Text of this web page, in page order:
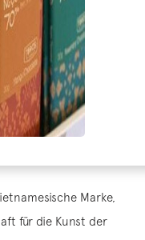
Marke,
für die Kunst der